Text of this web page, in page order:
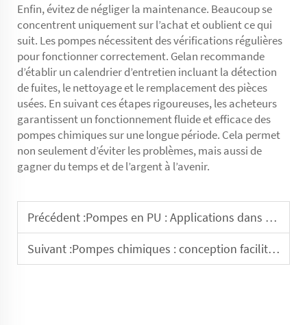
Enfin, évitez de négliger la maintenance. Beaucoup se
concentrent uniquement sur l’achat et oublient ce qui
suit. Les pompes nécessitent des vérifications régulières
pour fonctionner correctement. Gelan recommande
d’établir un calendrier d’entretien incluant la détection
de fuites, le nettoyage et le remplacement des pièces
usées. En suivant ces étapes rigoureuses, les acheteurs
garantissent un fonctionnement fluide et efficace des
pompes chimiques sur une longue période. Cela permet
non seulement d’éviter les problèmes, mais aussi de
gagner du temps et de l’argent à l’avenir.
Précédent :Pompes en PU : Applications dans le secteur du traitement de l’eau
Suivant :Pompes chimiques : conception facilitant l'entretien et la réparation